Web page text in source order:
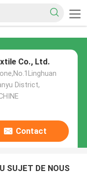
Co., Ltd.
District,
Contact
SUJET DE NOUS